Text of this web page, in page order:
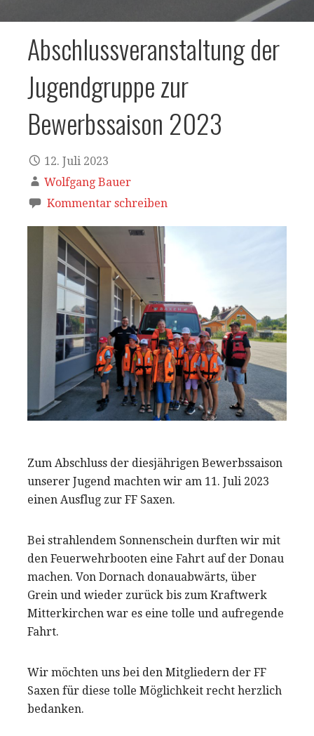
Abschlussveranstaltung der
Jugendgruppe zur
Bewerbssaison 2023
12. Juli 2023
Wolfgang Bauer
Kommentar schreiben
Zum Abschluss der diesjährigen Bewerbssaison
unserer Jugend machten wir am 11. Juli 2023
einen Ausflug zur FF Saxen.
Bei strahlendem Sonnenschein durften wir mit
den Feuerwehrbooten eine Fahrt auf der Donau
machen. Von Dornach donauabwärts, über
Grein und wieder zurück bis zum Kraftwerk
Mitterkirchen war es eine tolle und aufregende
Fahrt.
Wir möchten uns bei den Mitgliedern der FF
Saxen für diese tolle Möglichkeit recht herzlich
bedanken.